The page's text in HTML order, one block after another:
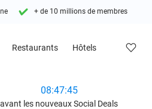
+ de 10 millions de membres
Restaurants Hôtels
08:47:44
avant les nouveaux Social Deals